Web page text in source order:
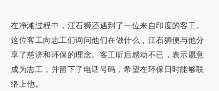
在净滩过程中，江石狮还遇到了一位来自印度的客工。
这位客工向志工们询问他们在做什么，江石狮便与他分
享了慈济和环保的理念。客工听后感动不已，表示愿意
成为志工，并留下了电话号码，希望在环保日时能够联
络上他。